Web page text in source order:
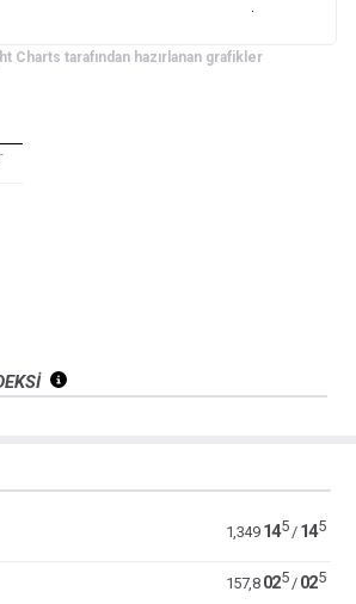
Charts tarafından hazırlanan grafikler
1,349 145/ 145
157,8 025/ 025